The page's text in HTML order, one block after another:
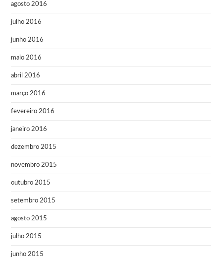
agosto 2016
julho 2016
junho 2016
maio 2016
abril 2016
março 2016
fevereiro 2016
janeiro 2016
dezembro 2015
novembro 2015
outubro 2015
setembro 2015
agosto 2015
julho 2015
junho 2015